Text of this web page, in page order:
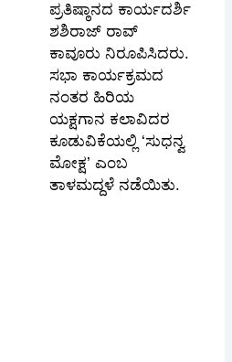
ಪ್ರತಿಷ್ಠಾನದ ಕಾರ್ಯದರ್ಶಿ
ಶಶಿರಾಜ್ ರಾವ್
ಕಾವೂರು ನಿರೂಪಿಸಿದರು.
ಸಭಾ ಕಾರ್ಯಕ್ರಮದ
ನಂತರ ಹಿರಿಯ
ಯಕ್ಷಗಾನ ಕಲಾವಿದರ
ಕೂಡುವಿಕೆಯಲ್ಲಿ ‘ಸುಧನ್ವ
ಮೋಕ್ಷ’ ಎಂಬ
ತಾಳಮದ್ದಳೆ ನಡೆಯಿತು.